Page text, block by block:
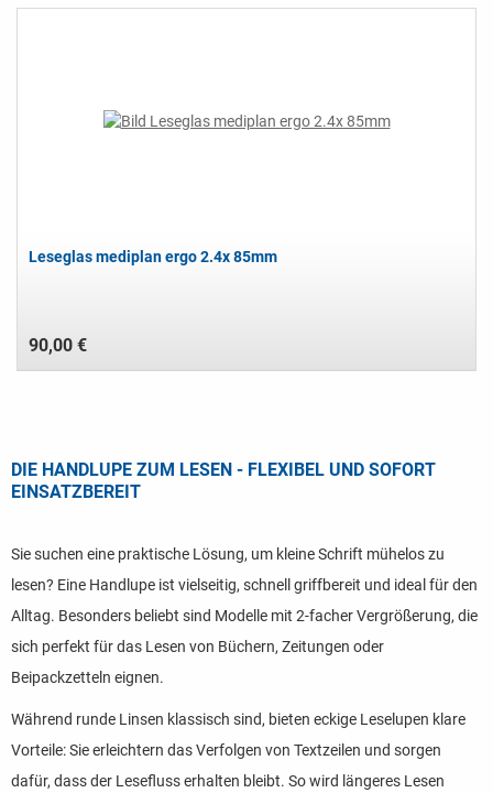
Leseglas mediplan ergo 2.4x 85mm
90,00 €
DIE HANDLUPE ZUM LESEN - FLEXIBEL UND SOFORT
EINSATZBEREIT
Sie suchen eine praktische Lösung, um kleine Schrift mühelos zu
lesen? Eine Handlupe ist vielseitig, schnell griffbereit und ideal für den
Alltag. Besonders beliebt sind Modelle mit 2-facher Vergrößerung, die
sich perfekt für das Lesen von Büchern, Zeitungen oder
Beipackzetteln eignen.
Während runde Linsen klassisch sind, bieten eckige Leselupen klare
Vorteile: Sie erleichtern das Verfolgen von Textzeilen und sorgen
dafür, dass der Lesefluss erhalten bleibt. So wird längeres Lesen